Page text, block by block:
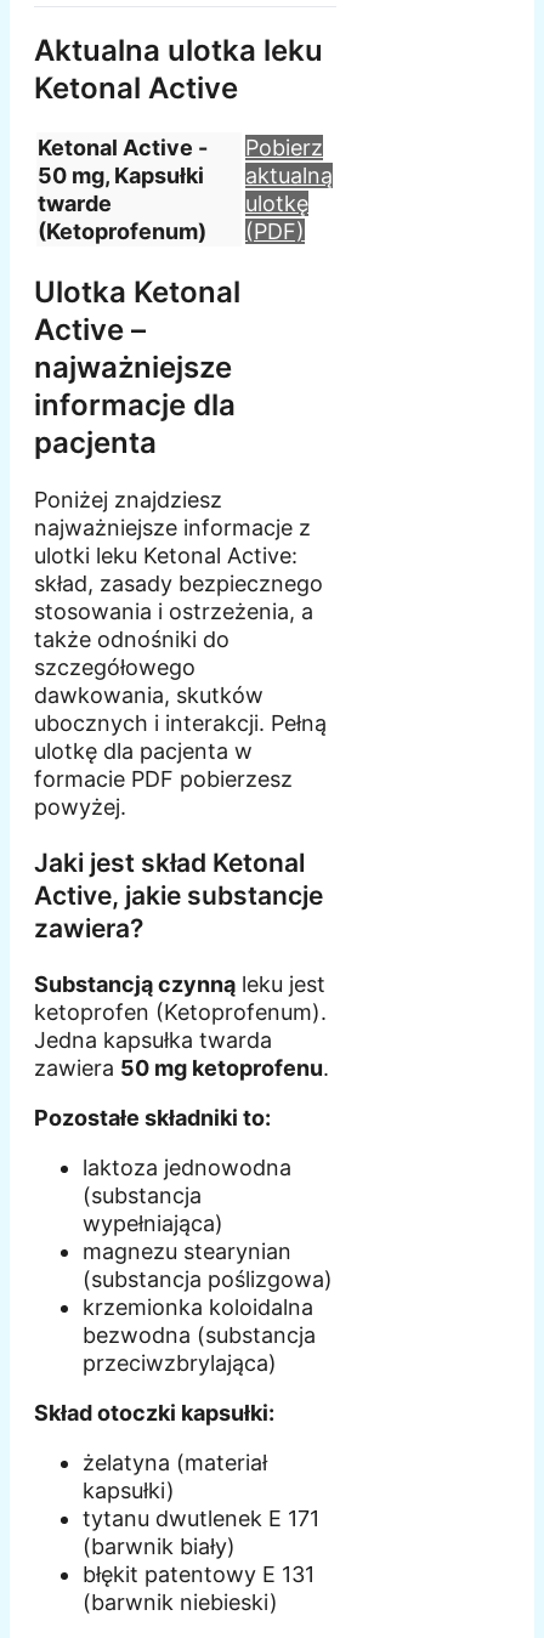
Aktualna ulotka leku
Ketonal Active
Ketonal Active -
50 mg, Kapsułki
twarde
(Ketoprofenum)
Pobierz
aktualną
ulotkę
(PDF)
Ulotka Ketonal
Active –
najważniejsze
informacje dla
pacjenta
Poniżej znajdziesz
najważniejsze informacje z
ulotki leku Ketonal Active:
skład, zasady bezpiecznego
stosowania i ostrzeżenia, a
także odnośniki do
szczegółowego
dawkowania, skutków
ubocznych i interakcji. Pełną
ulotkę dla pacjenta w
formacie PDF pobierzesz
powyżej.
Jaki jest skład Ketonal
Active, jakie substancje
zawiera?
Substancją czynną leku jest
ketoprofen (Ketoprofenum).
Jedna kapsułka twarda
zawiera 50 mg ketoprofenu.
Pozostałe składniki to:
laktoza jednowodna
(substancja
wypełniająca)
magnezu stearynian
(substancja poślizgowa)
krzemionka koloidalna
bezwodna (substancja
przeciwzbrylająca)
Skład otoczki kapsułki:
żelatyna (materiał
kapsułki)
tytanu dwutlenek E 171
(barwnik biały)
błękit patentowy E 131
(barwnik niebieski)